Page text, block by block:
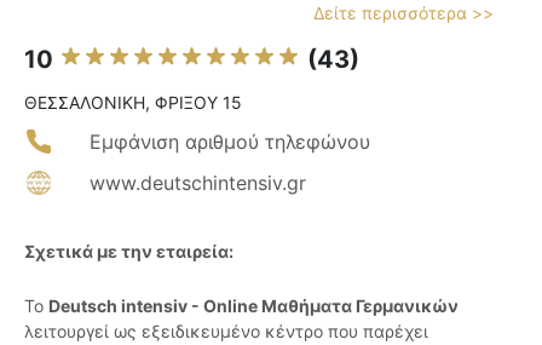
Δείτε περισσότερα >>
10 (43)
ΘΕΣΣΑΛΟΝΙΚΗ, ΦΡΙΞΟΥ 15
Εμφάνιση αριθμού τηλεφώνου
www.deutschintensiv.gr
Σχετικά με την εταιρεία:
Το Deutsch intensiv - Online Μαθήματα Γερμανικών
λειτουργεί ως εξειδικευμένο κέντρο που παρέχει